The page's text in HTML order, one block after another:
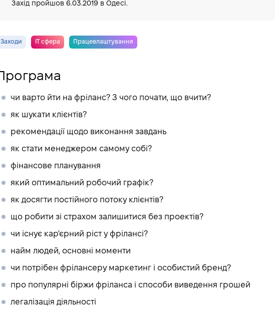
Захід пройшов 6.03.2019в Одесі.
Заходи IT сфера Працевлаштування
Програма
чи варто йти на фріланс? З чого почати, що вчити?
як шукати клієнтів?
рекомендації щодо виконання завдань
як стати менеджером самому собі?
фінансове планування
який оптимальний робочий графік?
як досягти постійного потоку клієнтів?
що робити зі страхом залишитися без проектів?
чи існує кар'єрний ріст у фрілансі?
найм людей, основні моменти
чи потрібен фрілансеру маркетинг і особистий бренд?
про популярні біржи фріланса і способи виведення грошей
легалізація діяльності